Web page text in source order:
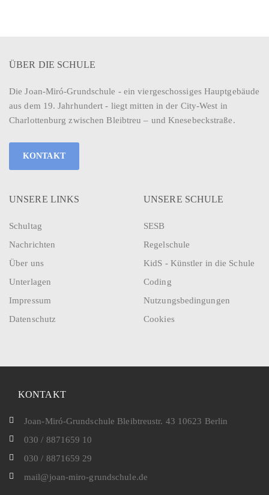
ÜBER DIE SCHULE
Die Joan-Miró-Grundschule - ein viergeschossiges Hauptgebäude
aus dem 19. Jahrhundert - liegt mitten in der City-West in
Charlottenburg zwischen Bleibtreu – und Knesebeckstraße.
KONTAKT
UNSERE LINKS
Schultag
Nachrichten
Über uns
Unterlagen
Impressum
Datenschutz
UNSERE SCHULE
SESB
Regelschule
KidS - Künstler in die Schule
Coding
Nutzungsbedingungen
Cookies
KONTAKT
Joan-Miró-Grundschule Bleibtreustr. 43 10623 Berlin
030 / 8871659 10
030 / 8871659 29
mail@joan-miro-grundschule.de